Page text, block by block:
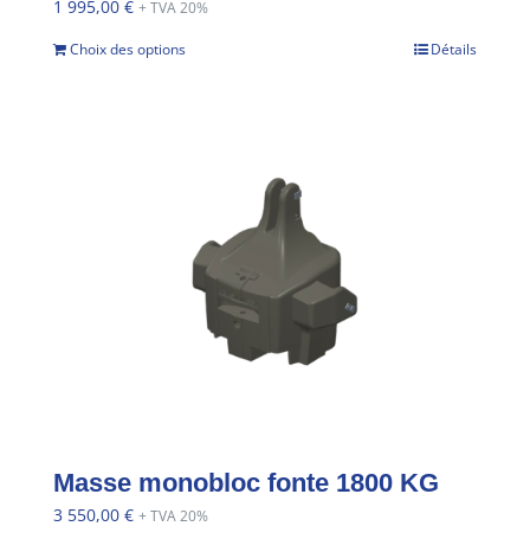
1 995,00 € + TVA 20%
Choix des options Détails
Masse monobloc fonte 1800 KG
3 550,00 € + TVA 20%